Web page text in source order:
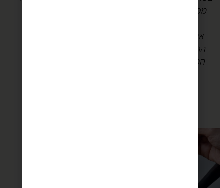
מכבשים או עזים עם אדפטציות לחיך המערבי (גבינות
אחת מהגרסאות המפורסמות לכנאפה היא הכנאפה
הנבלוסית, זו של שכם. שם מתמשים בגבינה מקומית
המכונה נבלוסית, ומוסיפים צבע מאכל כתום המשווה